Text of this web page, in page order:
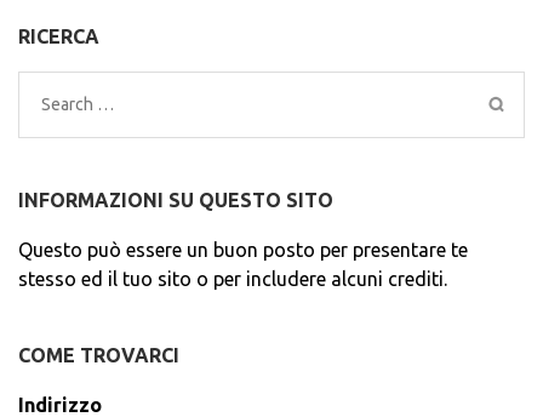
RICERCA
Search
for:
INFORMAZIONI SU QUESTO SITO
Questo può essere un buon posto per presentare te
stesso ed il tuo sito o per includere alcuni crediti.
COME TROVARCI
Indirizzo